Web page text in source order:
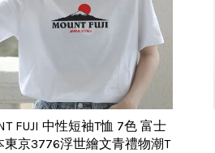
FUJI 中性短袖T恤 7色 富士
東京3776浮世繪文青禮物潮T